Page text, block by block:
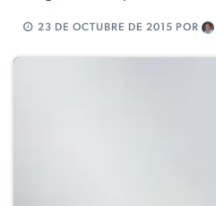
23 DE OCTUBRE DE 2015 POR